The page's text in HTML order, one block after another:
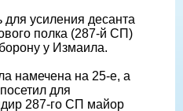
усиления десанта
полка (287-й СП)
у Измаила.
намечена на 25-е, а
для
287-го СП майор